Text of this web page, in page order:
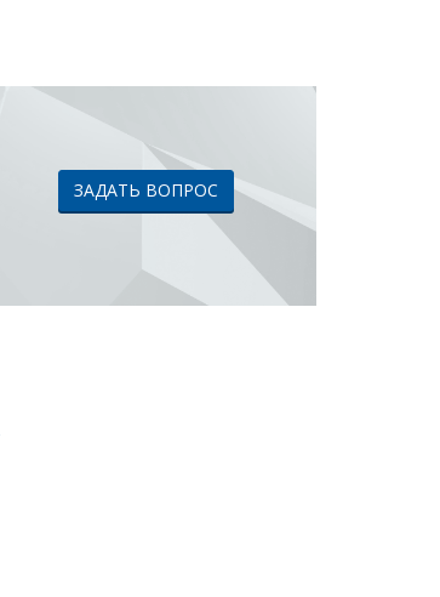
ЗАДАТЬ ВОПРОС